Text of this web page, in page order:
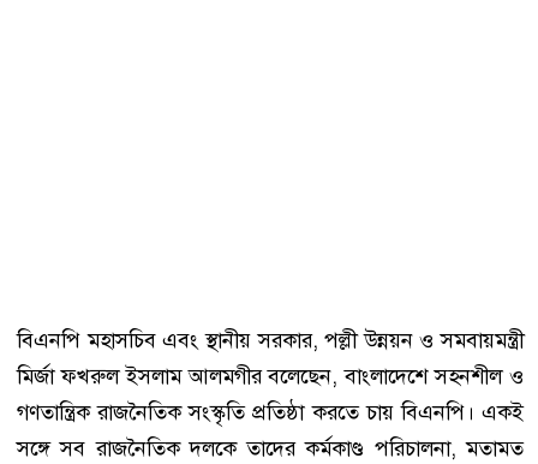
বিএনপি মহাসচিব এবং স্থানীয় সরকার, পল্লী উন্নয়ন ও সমবায়মন্ত্রী
মির্জা ফখরুল ইসলাম আলমগীর বলেছেন, বাংলাদেশে সহনশীল ও
গণতান্ত্রিক রাজনৈতিক সংস্কৃতি প্রতিষ্ঠা করতে চায় বিএনপি। একই
সঙ্গে সব রাজনৈতিক দলকে তাদের কর্মকাণ্ড পরিচালনা, মতামত